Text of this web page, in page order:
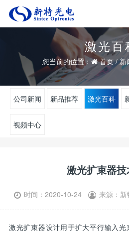
激光百
您当前的位置： 首页/新
公司新闻 新品推荐 激光百科
视频中心
激光扩束器
时间：2020-10-24 来源：
激光扩束器设计用于扩大平行输入